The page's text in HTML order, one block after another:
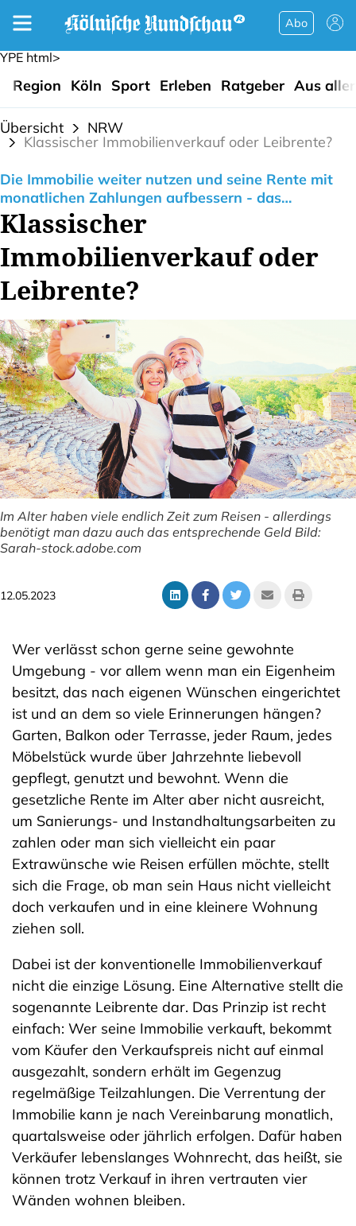
YPE html>
Region Köln Sport Erleben Ratgeber Aus
Abo
Übersicht NRW
Klassischer Immobilienverkauf oder Leibrente?
Die Immobilie weiter nutzen und seine Rente mit
monatlichen Zahlungen aufbessern - das
funktioniert mit dem Modell der Leibrente
Klassischer
Immobilienverkauf oder
Leibrente?
Im Alter haben viele endlich Zeit zum Reisen - allerdings
benötigt man dazu auch das entsprechende Geld Bild:
Sarah-stock.adobe.com
12.05.2023
Wer verlässt schon gerne seine gewohnte
Umgebung - vor allem wenn man ein Eigenheim
besitzt, das nach eigenen Wünschen eingerichtet
ist und an dem so viele Erinnerungen hängen?
Garten, Balkon oder Terrasse, jeder Raum, jedes
Möbelstück wurde über Jahrzehnte liebevoll
gepflegt, genutzt und bewohnt. Wenn die
gesetzliche Rente im Alter aber nicht ausreicht,
um Sanierungs- und Instandhaltungsarbeiten zu
zahlen oder man sich vielleicht ein paar
Extrawünsche wie Reisen erfüllen möchte, stellt
sich die Frage, ob man sein Haus nicht vielleicht
doch verkaufen und in eine kleinere Wohnung
ziehen soll.
Dabei ist der konventionelle Immobilienverkauf
nicht die einzige Lösung. Eine Alternative stellt die
sogenannte Leibrente dar. Das Prinzip ist recht
einfach: Wer seine Immobilie verkauft, bekommt
vom Käufer den Verkaufspreis nicht auf einmal
ausgezahlt, sondern erhält im Gegenzug
regelmäßige Teilzahlungen. Die Verrentung der
Immobilie kann je nach Vereinbarung monatlich,
quartalsweise oder jährlich erfolgen. Dafür haben
Verkäufer lebenslanges Wohnrecht, das heißt, sie
können trotz Verkauf in ihren vertrauten vier
Wänden wohnen bleiben.